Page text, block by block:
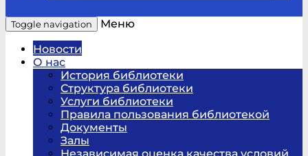
Toggle navigation
Меню
Новости
О нас
История библиотеки
Структура библиотеки
Услуги библиотеки
Правила пользования библиотекой
Документы
Залы